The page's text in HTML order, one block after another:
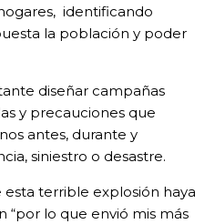
identificando
la población y poder
diseñar campañas
y precauciones que
antes, durante y
siniestro o desastre.
terrible explosión haya
“por lo que envió mis más